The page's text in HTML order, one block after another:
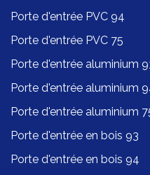
Porte d'entrée PVC 94
Porte d'entrée PVC 75
Porte d'entrée aluminium
Porte d'entrée aluminium
Porte d'entrée aluminium
Porte d'entrée en bois 93
Porte d'entrée en bois 94